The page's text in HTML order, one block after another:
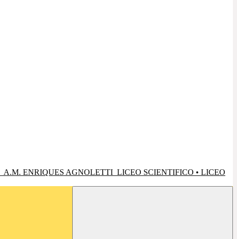
A.M. ENRIQUES AGNOLETTI LICEO SCIENTIFICO • LICEO